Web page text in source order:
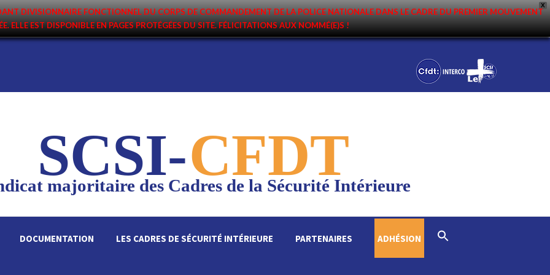
X
DIVISIONNAIRE FONCTIONNEL DU CORPS DE COMMANDEMENT DE LA POLICE NATIONALE DANS LE CADRE DU PREMIER MOUVEMENT
ELLE EST DISPONIBLE EN PAGES PROTÉGÉES DU SITE. FÉLICITATIONS AUX NOMMÉ(E)S !
SCSI-CFDT
majoritaire des Cadres de la Sécurité Intérieure
DOCUMENTATION LES CADRES DE SÉCURITÉ INTÉRIEURE PARTENAIRES ADHÉSION